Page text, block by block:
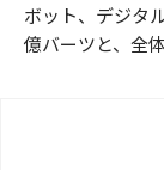
ボット、デジタ
億バーツと、全